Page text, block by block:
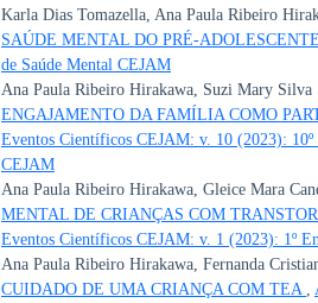
Karla Dias Tomazella, Ana Paula Ribeiro
SAÚDE MENTAL DO PRÉ-
de Saúde Mental CEJAM
Ana Paula Ribeiro Hirakawa, Suzi Mary Silva
ENGAJAMENTO DA FAMÍLIA COMO
Eventos Científicos CEJAM: v. 10 (2023):
CEJAM
Ana Paula Ribeiro Hirakawa, Gleice Mara
MENTAL DE CRIANÇAS COM
Eventos Científicos CEJAM: v. 1 (2023): 1º
Ana Paula Ribeiro Hirakawa, Fernanda
CUIDADO DE UMA CRIANÇA COM TEA